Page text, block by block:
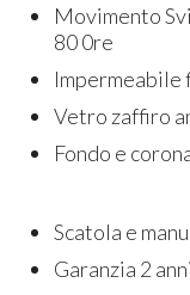
Movimento
80 0re
Impermeabile
Vetro zaffiro
Fondo e
Scatola e
Garanzia 2